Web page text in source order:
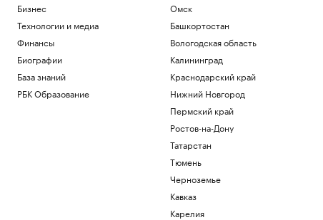
Бизнес
Технологии и медиа
Финансы
Биографии
База знаний
РБК Образование
Омск
Башкортостан
Вологодская область
Калининград
Краснодарский край
Нижний Новгород
Пермский край
Ростов-на-Дону
Татарстан
Тюмень
Черноземье
Кавказ
Карелия